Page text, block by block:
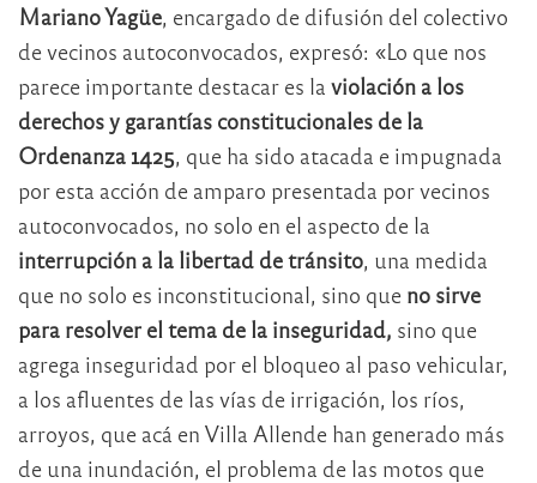
Mariano Yagüe, encargado de difusión del colectivo
de vecinos autoconvocados, expresó: «Lo que nos
parece importante destacar es la violación a los
derechos y garantías constitucionales de la
Ordenanza 1425, que ha sido atacada e impugnada
por esta acción de amparo presentada por vecinos
autoconvocados, no solo en el aspecto de la
interrupción a la libertad de tránsito, una medida
que no solo es inconstitucional, sino que no sirve
para resolver el tema de la inseguridad, sino que
agrega inseguridad por el bloqueo al paso vehicular,
a los afluentes de las vías de irrigación, los ríos,
arroyos, que acá en Villa Allende han generado más
de una inundación, el problema de las motos que